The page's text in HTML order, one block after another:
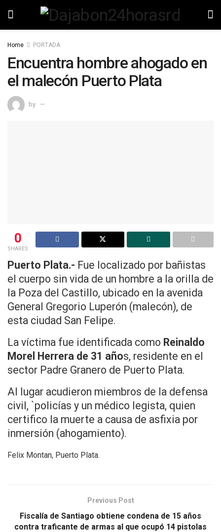
Home PORTADA
Encuentra hombre ahogado en
el malecón Puerto Plata
by
0
SHARES
Puerto Plata.- Fue localizado por bañistas
el cuerpo sin vida de un hombre a la orilla de
la Poza del Castillo, ubicado en la avenida
General Gregorio Luperón (malecón), de
esta ciudad San Felipe.
La víctima fue identificada como Reinaldo
Morel Herrera de 31 años, residente en el
sector Padre Granero de Puerto Plata.
Al lugar acudieron miembros de la defensa
civil, `policías y un médico legista, quien
certifico la muerte a causa de asfixia por
inmersión (ahogamiento).
Felix Montan, Puerto Plata.
Previous Post
Fiscalía de Santiago obtiene condena de 15 años
contra traficante de armas al que ocupó 14 pistolas